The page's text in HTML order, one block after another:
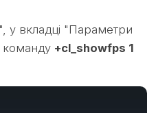
у вкладці "Параметри
команду +cl_showfps 1